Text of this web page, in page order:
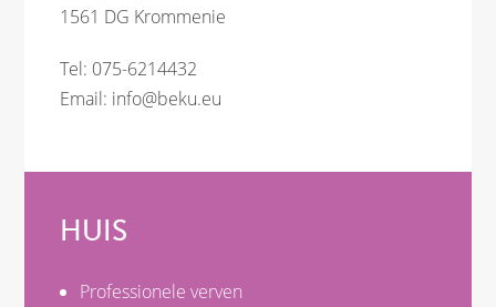
1561 DG Krommenie
Tel: 075-6214432
Email: info@beku.eu
HUIS
Professionele verven